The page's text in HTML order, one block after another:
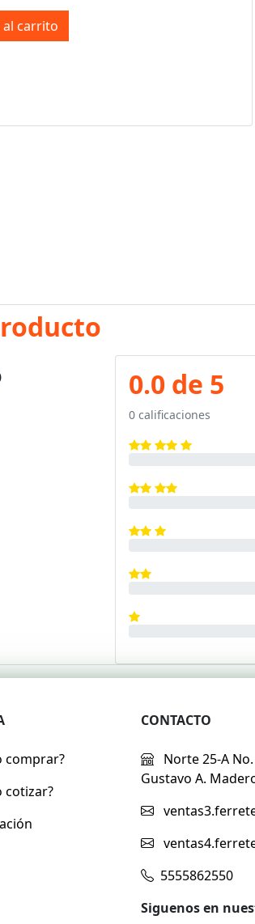
carrito
0.0 de 5
0 calificaciones
comprar?
cotizar?
CONTACTO
Norte 25-A
Gustavo A.
5555862550
Siguenos en